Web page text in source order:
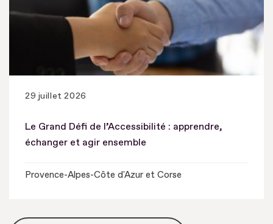
29 juillet 2026
Le Grand Défi de l’Accessibilité : apprendre,
échanger et agir ensemble
Provence-Alpes-Côte d'Azur et Corse